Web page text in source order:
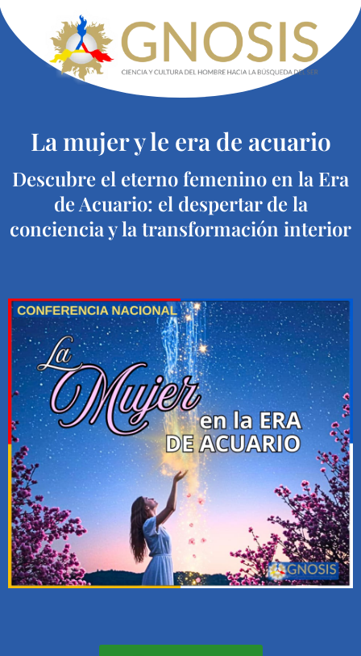
La mujer y le era de acuario
Descubre el eterno femenino en la Era
de Acuario: el despertar de la
conciencia y la transformación interior